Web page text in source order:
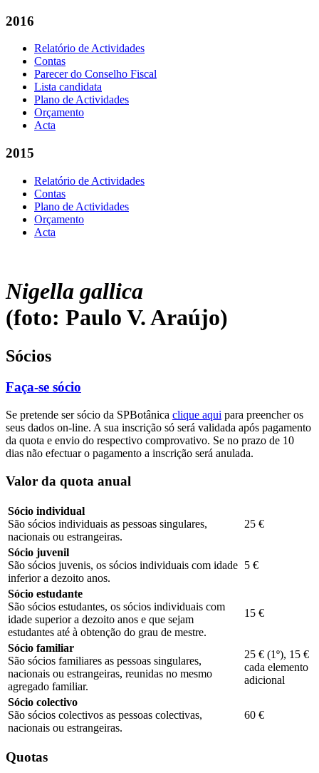
2016
Relatório de Actividades
Contas
Parecer do Conselho Fiscal
Lista candidata
Plano de Actividades
Orçamento
Acta
2015
Relatório de Actividades
Contas
Plano de Actividades
Orçamento
Acta
Nigella gallica
(foto: Paulo V. Araújo)
Sócios
Faça-se sócio
Se pretende ser sócio da SPBotânica clique aqui para preencher os
seus dados on-line. A sua inscrição só será validada após pagamento
da quota e envio do respectivo comprovativo. Se no prazo de 10
dias não efectuar o pagamento a inscrição será anulada.
Valor da quota anual
Sócio individual
São sócios individuais as pessoas singulares,
nacionais ou estrangeiras.
25 €
Sócio juvenil
São sócios juvenis, os sócios individuais com idade
inferior a dezoito anos.
5 €
Sócio estudante
São sócios estudantes, os sócios individuais com
idade superior a dezoito anos e que sejam
estudantes até à obtenção do grau de mestre.
15 €
Sócio familiar
São sócios familiares as pessoas singulares,
nacionais ou estrangeiras, reunidas no mesmo
agregado familiar.
25 € (1º), 15 €
cada elemento
adicional
Sócio colectivo
São sócios colectivos as pessoas colectivas,
nacionais ou estrangeiras.
60 €
Quotas